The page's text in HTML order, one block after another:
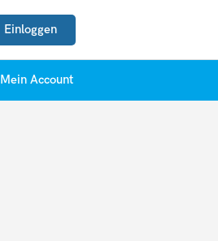
Einloggen
Mein Account